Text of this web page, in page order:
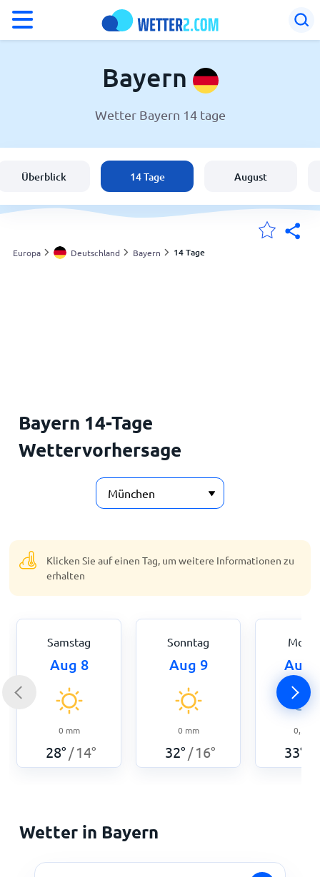
Wetter in Bayern
Schweiz
Österreich
Bayern
Wetter Bayern 14 tage
Überblick 14 Tage August
Europa Deutschland Bayern 14 Tage
Bayern 14-Tage
Wettervorhersage
Klicken Sie auf einen Tag, um weitere Informationen zu
erhalten
Samstag
Aug 8
0 mm
28° / 14°
Sonntag
Aug 9
0 mm
32° / 16°
Aug
0,5
33°
Wetter in Bayern